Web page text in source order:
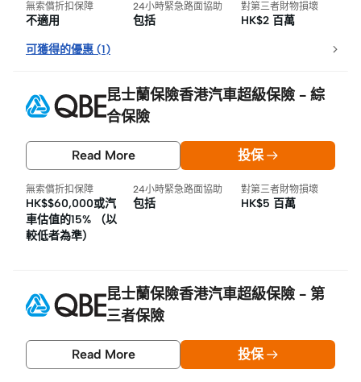
無索償折扣保障
不適用
24小時緊急路面協助
包括
對第三者財物損壞
HK$2 百萬
可獲得的優惠 (1)
昆士蘭保險香港汽車超級保險 - 綜
合保險
Read More 投保
無索償折扣保障
HK$$60,000或汽
車估值的15% （以
較低者為準）
24小時緊急路面協助
包括
對第三者財物損壞
HK$5 百萬
昆士蘭保險香港汽車超級保險 - 第
三者保險
Read More 投保